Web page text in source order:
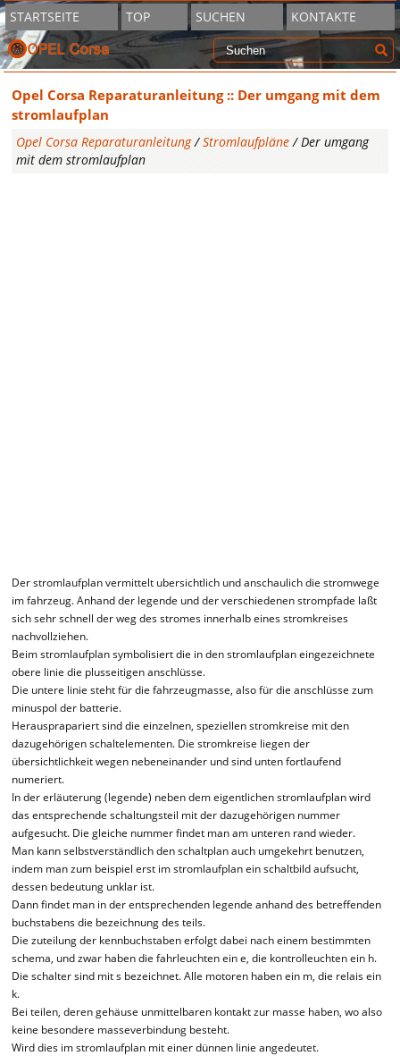
STARTSEITE TOP SUCHEN KONTAKTE
Opel Corsa Reparaturanleitung :: Der umgang mit dem
stromlaufplan
Opel Corsa Reparaturanleitung/Stromlaufpläne / Der umgang
mit dem stromlaufplan
Der stromlaufplan vermittelt ubersichtlich und anschaulich die stromwege
im fahrzeug. Anhand der legende und der verschiedenen strompfade laßt
sich sehr schnell der weg des stromes innerhalb eines stromkreises
nachvollziehen.
Beim stromlaufplan symbolisiert die in den stromlaufplan eingezeichnete
obere linie die plusseitigen anschlüsse.
Die untere linie steht für die fahrzeugmasse, also für die anschlüsse zum
minuspol der batterie.
Herausprapariert sind die einzelnen, speziellen stromkreise mit den
dazugehörigen schaltelementen. Die stromkreise liegen der
übersichtlichkeit wegen nebeneinander und sind unten fortlaufend
numeriert.
In der erläuterung (legende) neben dem eigentlichen stromlaufplan wird
das entsprechende schaltungsteil mit der dazugehörigen nummer
aufgesucht. Die gleiche nummer findet man am unteren rand wieder.
Man kann selbstverständlich den schaltplan auch umgekehrt benutzen,
indem man zum beispiel erst im stromlaufplan ein schaltbild aufsucht,
dessen bedeutung unklar ist.
Dann findet man in der entsprechenden legende anhand des betreffenden
buchstabens die bezeichnung des teils.
Die zuteilung der kennbuchstaben erfolgt dabei nach einem bestimmten
schema, und zwar haben die fahrleuchten ein e, die kontrolleuchten ein h.
Die schalter sind mit s bezeichnet. Alle motoren haben ein m, die relais ein
k.
Bei teilen, deren gehäuse unmittelbaren kontakt zur masse haben, wo also
keine besondere masseverbindung besteht.
Wird dies im stromlaufplan mit einer dünnen linie angedeutet.